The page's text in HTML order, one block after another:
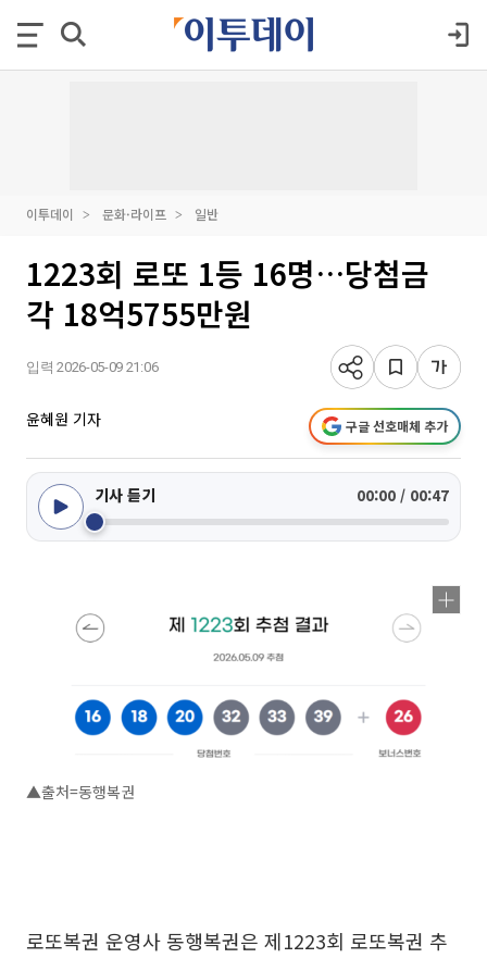
이투데이 문화·라이프 일반
1223회 로또 1등 16명…당첨금
각 18억5755만원
입력 2026-05-09 21:06
윤혜원 기자 구글 선호매체 추가
기사 듣기 00:00 / 00:47
▲출처=동행복권
로또복권 운영사 동행복권은 제1223회 로또복권 추